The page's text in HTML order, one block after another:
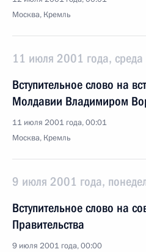
Москва, Кремль
11 июля 2001 года, среда
Вступительное слово на
Молдавии Владимиром
11 июля 2001 года, 00:01
Москва, Кремль
9 июля 2001 года,
Вступительное слово на
Правительства
9 июля 2001 года, 00:00